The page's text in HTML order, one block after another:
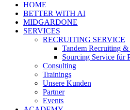
HOME
BETTER WITH AI
MIDGARDONE
SERVICES
RECRUITING SERVICE
Tandem Recruiting
Sourcing Service für
Consulting
Trainings
Unsere Kunden
Partner
Events